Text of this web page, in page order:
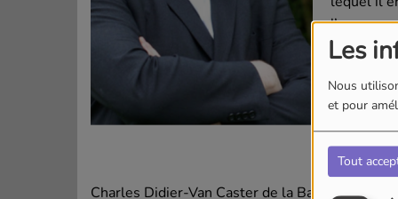
Les
Nous
et pour
Tout
13 ans.
En 2022,
Organiste
de
Charles Didier-Van Caster de la Basilique du